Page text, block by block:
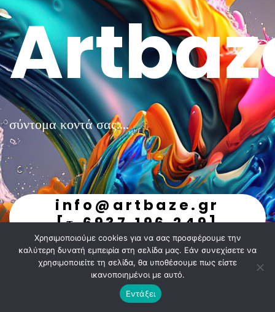
σύντομα κοντά σας....
info@artbaze.gr
[τ.6937.196.249]
undefined
Χρησιμοποιούμε cookies για να σας προσφέρουμε την
καλύτερη δυνατή εμπειρία στη σελίδα μας. Εάν συνεχίσετε να
χρησιμοποιείτε τη σελίδα, θα υποθέσουμε πως είστε
ικανοποιημένοι με αυτό.
Εντάξει